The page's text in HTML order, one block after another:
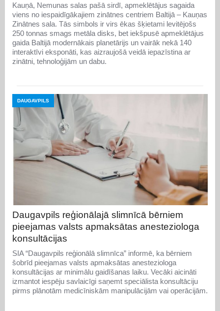
Kauņā, Nemunas salas pašā sirdī, apmeklētājus sagaida
viens no iespaidīgākajiem zinātnes centriem Baltijā – Kauņas
Zinātnes sala. Tās simbols ir virs ēkas šķietami levitējošs
250 tonnas smags metāla disks, bet iekšpusē apmeklētājus
gaida Baltijā modernākais planetārijs un vairāk nekā 140
interaktīvi eksponāti, kas aizraujošā veidā iepazīstina ar
zinātni, tehnoloģijām un dabu.
DAUGAVPILS
Daugavpils reģionālajā slimnīcā bērniem
pieejamas valsts apmaksātas anesteziologa
konsultācijas
SIA “Daugavpils reģionālā slimnīca” informē, ka bērniem
šobrīd pieejamas valsts apmaksātas anesteziologa
konsultācijas ar minimālu gaidīšanas laiku. Vecāki aicināti
izmantot iespēju savlaicīgi saņemt speciālista konsultāciju
pirms plānotām medicīniskām manipulācijām vai operācijām.